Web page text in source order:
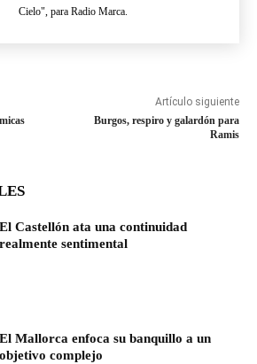
Cielo", para Radio Marca.
Artículo siguiente
Burgos, respiro y galardón para
Ramis
El Castellón ata una continuidad
realmente sentimental
El Mallorca enfoca su banquillo a un
objetivo complejo